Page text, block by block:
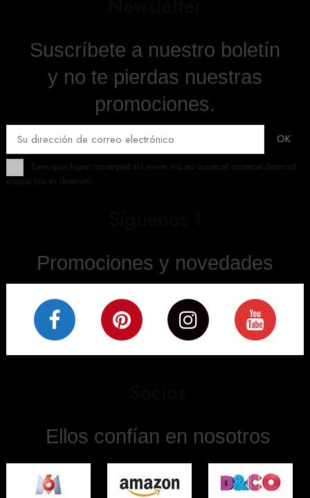
Ellos confían en nosotros
Promociones y novedades
Suscríbete a nuestro boletín
y no te pierdas nuestras
promociones.
Enim quis fugiat consequat elit minim nisi eu occaecat occaecat deserunt
aliquip nisi ex deserunt.